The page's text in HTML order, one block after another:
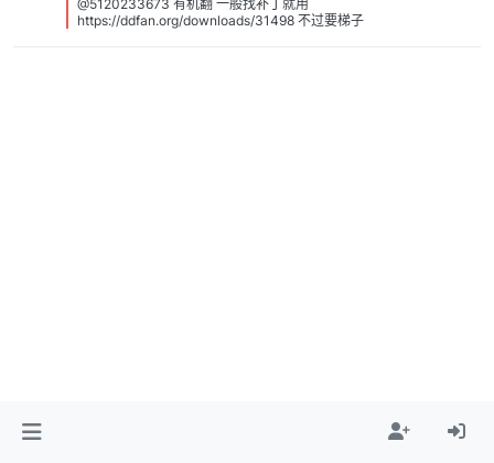
@5120233673 有机翻 一般找补丁就用
https://ddfan.org/downloads/31498 不过要梯子